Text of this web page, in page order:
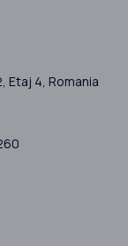
Etaj 4, Romania